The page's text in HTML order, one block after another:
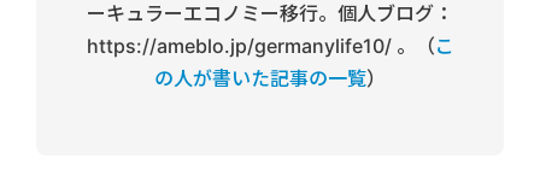
ーキュラーエコノミー移行。個人ブログ：
https://ameblo.jp/germanylife10/ 。（こ
の人が書いた記事の一覧）